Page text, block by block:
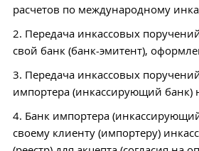
расчетов по международному
2. Передача инкассовых
свой банк (банк-эмитент),
3. Передача инкассовых
импортера (инкассирующий банк)
4. Банк импортера
своему клиенту (импортеру)